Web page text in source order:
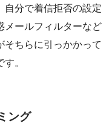
自分で着信拒否の設定
メールフィルターなど
そちらに引っかかって
。
ング